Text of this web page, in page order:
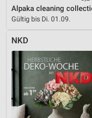
Alpaka cleaning
Gültig bis Di. 01.09.
NKD
Verwendung von
personalisierter Werbung
Erstellung von Profilen
von Inhalten
Verwendung von
personalisierter Inhalte
Messung der